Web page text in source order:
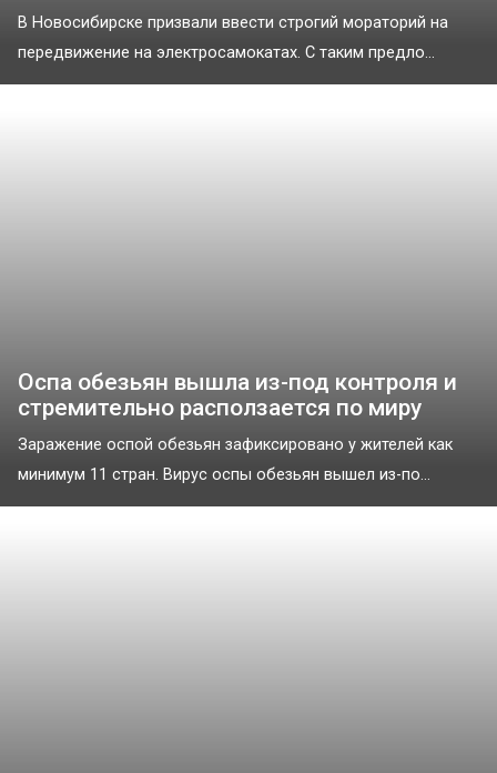
В Новосибирске призвали ввести строгий мораторий на
передвижение на электросамокатах. С таким предло...
Оспа обезьян вышла из-под контроля и
стремительно расползается по миру
Заражение оспой обезьян зафиксировано у жителей как
минимум 11 стран. Вирус оспы обезьян вышел из-по...